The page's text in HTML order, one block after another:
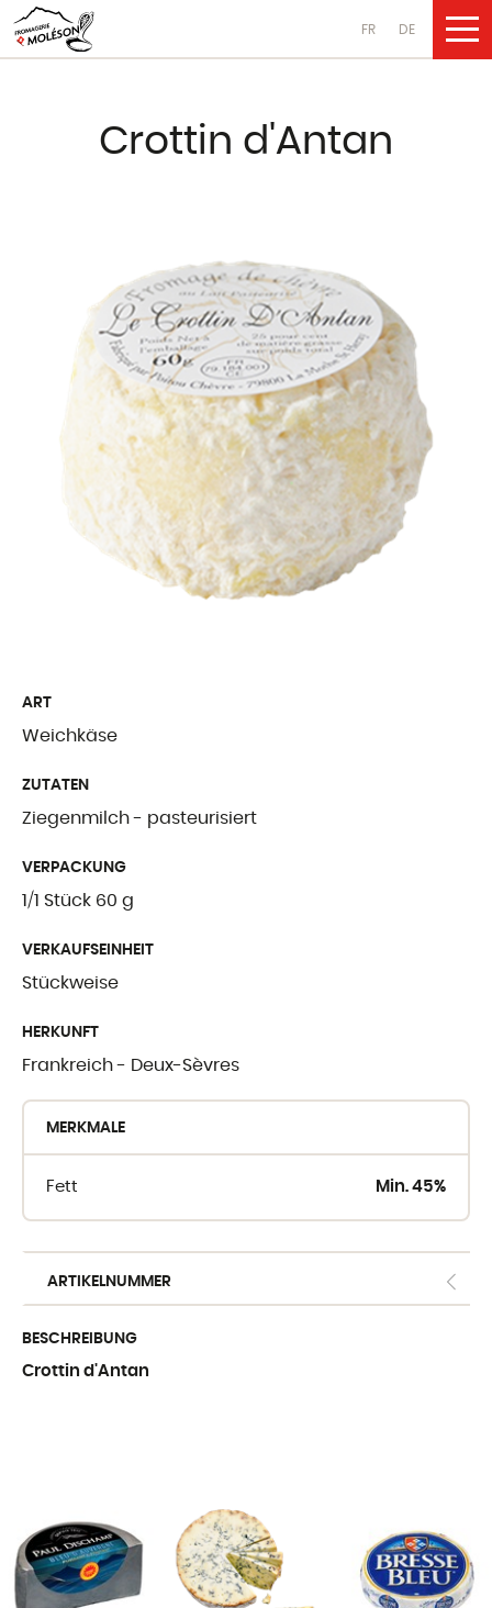
FR DE
Käsesorten
aus Schafsmilch
Molkereiprodukte
aus Kuhmilch
aus Ziegenmilch
aus Schafsmilch
Freiburger
Käse aus dem
Ergänzende
E-shop fur Profis
Crottin d'Antan
ART
Weichkäse
ZUTATEN
Ziegenmilch - pasteurisiert
VERPACKUNG
1/1 Stück 60 g
VERKAUFSEINHEIT
Stückweise
HERKUNFT
Frankreich - Deux-Sèvres
MERKMALE
Fett Min. 45%
ARTIKELNUMMER
BESCHREIBUNG
Crottin d'Antan